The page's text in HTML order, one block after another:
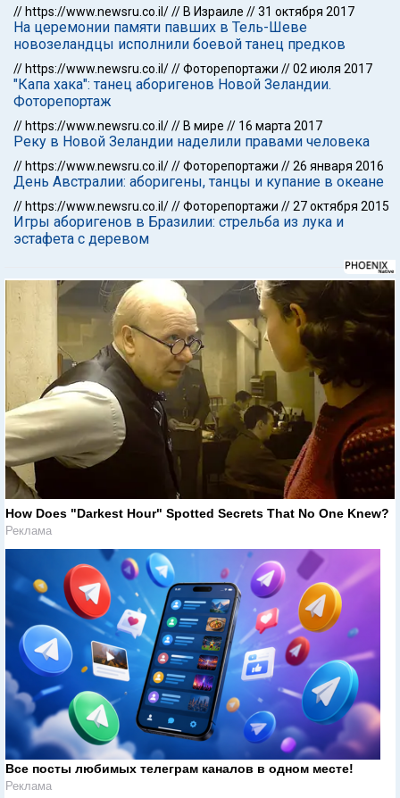
// https://www.newsru.co.il/// В Израиле //31 октября 2017
На церемонии памяти павших в Тель-Шеве
новозеландцы исполнили боевой танец предков
// https://www.newsru.co.il///Фоторепортажи //02 июля 2017
"Капа хака": танец аборигенов Новой Зеландии.
Фоторепортаж
// https://www.newsru.co.il/// В мире // 16 марта 2017
Реку в Новой Зеландии наделили правами человека
// https://www.newsru.co.il///Фоторепортажи //26 января 2016
День Австралии: аборигены, танцы и купание в океане
// https://www.newsru.co.il///Фоторепортажи //27 октября 2015
Игры аборигенов в Бразилии: стрельба из лука и
эстафета с деревом
How Does "Darkest Hour" Spotted Secrets That No One Knew?
Реклама
Все посты любимых телеграм каналов в одном месте!
Реклама